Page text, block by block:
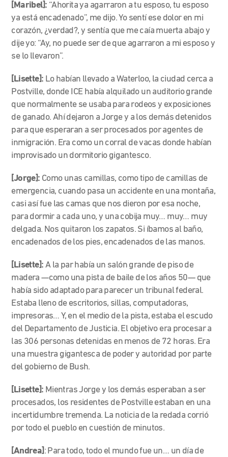
[Maribel]: “Ahorita ya agarraron a tu esposo, tu esposo
ya está encadenado”, me dijo. Yo sentí ese dolor en mi
corazón, ¿verdad?, y sentía que me caía muerta abajo y
dije yo: “Ay, no puede ser de que agarraron a mi esposo y
se lo llevaron”.
[Lisette]: Lo habían llevado a Waterloo, la ciudad cerca a
Postville, donde ICE había alquilado un auditorio grande
que normalmente se usaba para rodeos y exposiciones
de ganado. Ahí dejaron a Jorge y a los demás detenidos
para que esperaran a ser procesados por agentes de
inmigración. Era como un corral de vacas donde habían
improvisado un dormitorio gigantesco.
[Jorge]: Como unas camillas, como tipo de camillas de
emergencia, cuando pasa un accidente en una montaña,
casi así fue las camas que nos dieron por esa noche,
para dormir a cada uno, y una cobija muy… muy… muy
delgada. Nos quitaron los zapatos. Si íbamos al baño,
encadenados de los pies, encadenados de las manos.
[Lisette]: A la par había un salón grande de piso de
madera —como una pista de baile de los años 50— que
había sido adaptado para parecer un tribunal federal.
Estaba lleno de escritorios, sillas, computadoras,
impresoras… Y, en el medio de la pista, estaba el escudo
del Departamento de Justicia. El objetivo era procesar a
las 306 personas detenidas en menos de 72 horas. Era
una muestra gigantesca de poder y autoridad por parte
del gobierno de Bush.
[Lisette]: Mientras Jorge y los demás esperaban a ser
procesados, los residentes de Postville estaban en una
incertidumbre tremenda. La noticia de la redada corrió
por todo el pueblo en cuestión de minutos.
[Andrea] : Para todo, todo el mundo fue un… un día de